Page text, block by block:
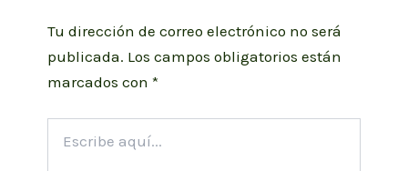
Tu dirección de correo electrónico no será
publicada. Los campos obligatorios están
marcados con *
aquí...